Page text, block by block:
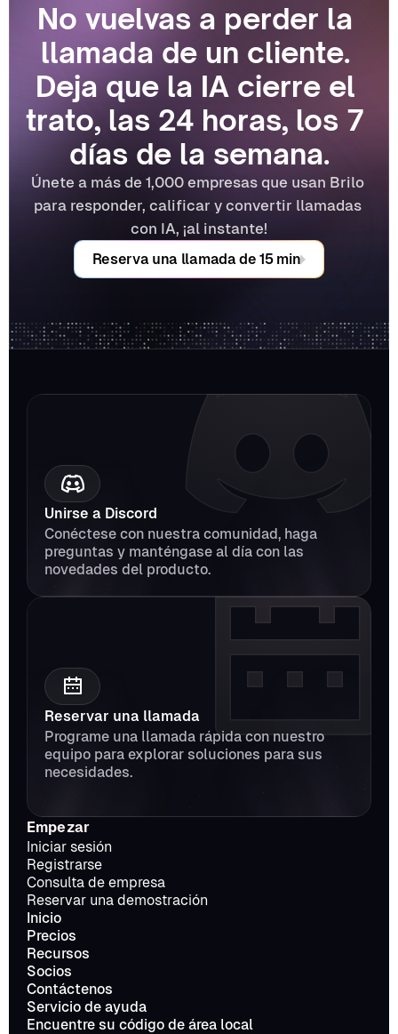
No vuelvas a perder la
llamada de un cliente.
Deja que la IA cierre el
trato, las 24 horas, los 7
días de la semana.
Únete a más de 1,000 empresas que usan Brilo
para responder, calificar y convertir llamadas
con IA, ¡al instante!
Reserva una llamada de 15 min
Unirse a Discord
Conéctese con nuestra comunidad, haga
preguntas y manténgase al día con las
novedades del producto.
Reservar una llamada
Programe una llamada rápida con nuestro
equipo para explorar soluciones para sus
necesidades.
Empezar
Iniciar sesión
Registrarse
Consulta de empresa
Reservar una demostración
Inicio
Precios
Recursos
Socios
Contáctenos
Servicio de ayuda
Encuentre su código de área local